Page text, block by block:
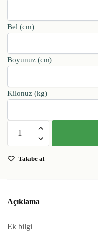
Bel (cm)
Boyunuz (cm)
Kilonuz (kg)
Takibe al
Açıklama
Ek bilgi